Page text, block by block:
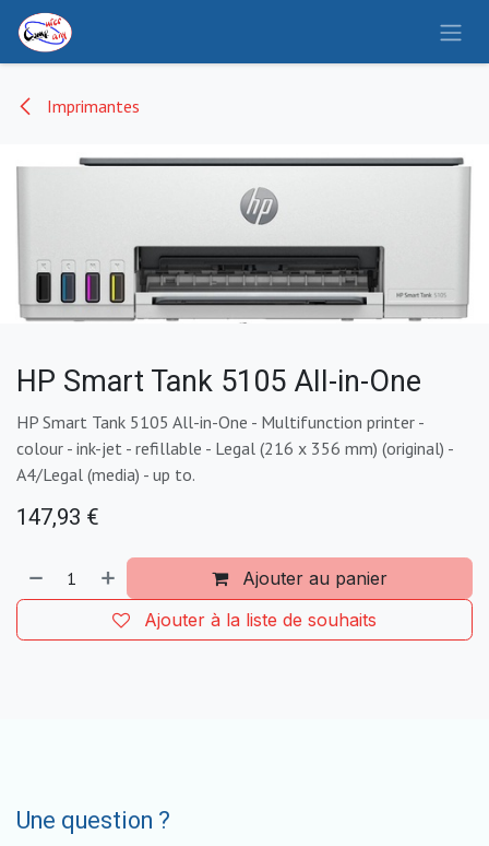
Se rendre au contenu
Imprimantes
HP Smart Tank 5105 All-in-One
HP Smart Tank 5105 All-in-One - Multifunction printer -
colour - ink-jet - refillable - Legal (216 x 356 mm) (original) -
A4/Legal (media) - up to.
147,93 €
Ajouter au panier
Ajouter à la liste de souhaits
Une question ?